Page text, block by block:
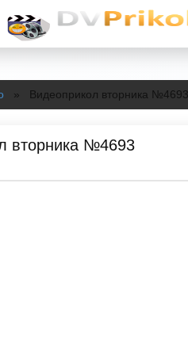
» Видеоприкол вторника №4693
вторника №4693